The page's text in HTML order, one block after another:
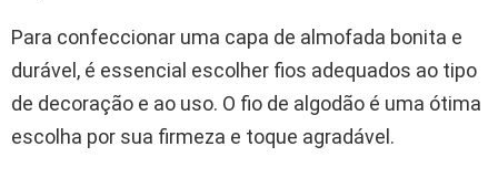
Para confeccionar uma capa de almofada bonita e
durável, é essencial escolher fios adequados ao tipo
de decoração e ao uso. O fio de algodão é uma ótima
escolha por sua firmeza e toque agradável.